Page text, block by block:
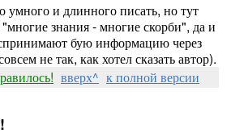
умного и длинного писать, но тут
"многие знания - многие скорби", да и
бую информацию через
не так, как хотел сказать автор).
вверх^ к полной версии